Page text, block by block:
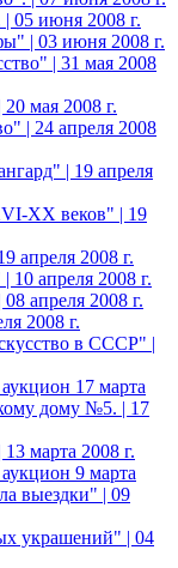
05 июня 2008 г.
| 03 июня 2008 г.
| 31 мая 2008
мая 2008 г.
| 24 апреля 2008
| 19 апреля
XX веков" | 19
апреля 2008 г.
апреля 2008 г.
апреля 2008 г.
2008 г.
в СССР" |
17 марта
дому №5. | 17
марта 2008 г.
9 марта
выездки" | 09
украшений" | 04